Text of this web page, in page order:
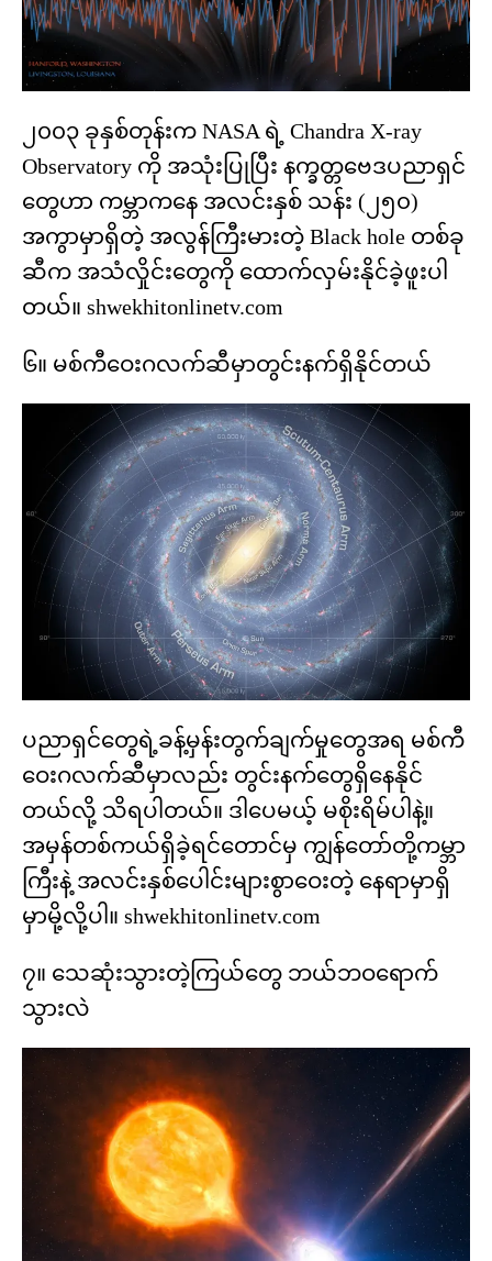
၂၀၀၃ ခုနှစ်တုန်းက NASA ရဲ့ Chandra X-ray
Observatory ကို အသုံးပြုပြီး နက္ခတ္တဗေဒပညာရှင်
တွေဟာ ကမ္ဘာကနေ အလင်းနှစ် သန်း (၂၅၀)
အကွာမှာရှိတဲ့ အလွန်ကြီးမားတဲ့ Black hole တစ်ခု
ဆီက အသံလှိုင်းတွေကို ထောက်လှမ်းနိုင်ခဲ့ဖူးပါ
တယ်။ shwekhitonlinetv.com
၆။ မစ်ကီဝေးဂလက်ဆီမှာတွင်းနက်ရှိနိုင်တယ်
ပညာရှင်တွေရဲ့ခန့်မှန်းတွက်ချက်မှုတွေအရ မစ်ကီ
ဝေးဂလက်ဆီမှာလည်း တွင်းနက်တွေရှိနေနိုင်
တယ်လို့ သိရပါတယ်။ ဒါပေမယ့် မစိုးရိမ်ပါနဲ့။
အမှန်တစ်ကယ်ရှိခဲ့ရင်တောင်မှ ကျွန်တော်တို့ကမ္ဘာ
ကြီးနဲ့ အလင်းနှစ်ပေါင်းများစွာဝေးတဲ့ နေရာမှာရှိ
မှာမို့လို့ပါ။ shwekhitonlinetv.com
၇။ သေဆုံးသွားတဲ့ကြယ်တွေ ဘယ်ဘဝရောက်
သွားလဲ